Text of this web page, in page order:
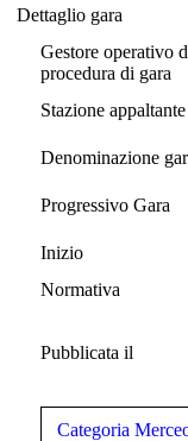
Dettaglio gara
Gestore operativo
procedura di gara
Stazione appaltante
Denominazione
Progressivo Gara
Inizio
Normativa
Pubblicata il
Categoria